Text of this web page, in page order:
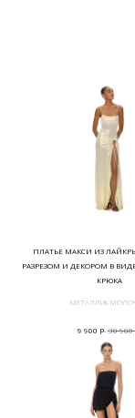
ПЛАТЬЕ МАКСИ ИЗ
РАЗРЕЗОМ И ДЕКОРОМ В
КРЮКА
МЕТАЛЛИК
9 900 р. 30 900